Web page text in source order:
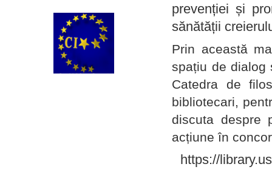
prevenției și
sănătății
Prin această
spațiu de dialog
Catedra de
bibliotecari,
discuta despre
acțiune în
https://